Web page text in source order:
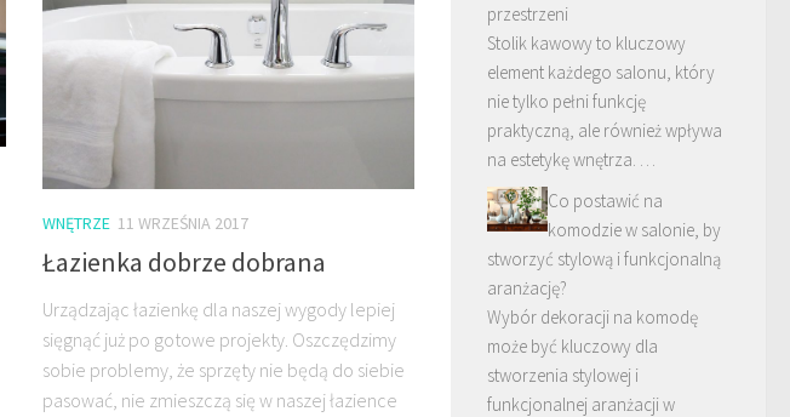
WNĘTRZE 11 WRZEŚNIA 2017
Łazienka dobrze dobrana
Urządzając łazienkę dla naszej wygody lepiej
sięgnąć już po gotowe projekty. Oszczędzimy
sobie problemy, że sprzęty nie będą do siebie
pasować, nie zmieszczą się w naszej łazience
przestrzeni
Stolik kawowy to kluczowy
element każdego salonu, który
nie tylko pełni funkcję
praktyczną, ale również wpływa
na estetykę wnętrza. …
Co postawić na
komodzie w salonie, by
stworzyć stylową i funkcjonalną
aranżację?
Wybór dekoracji na komodę
może być kluczowy dla
stworzenia stylowej i
funkcjonalnej aranżacji w